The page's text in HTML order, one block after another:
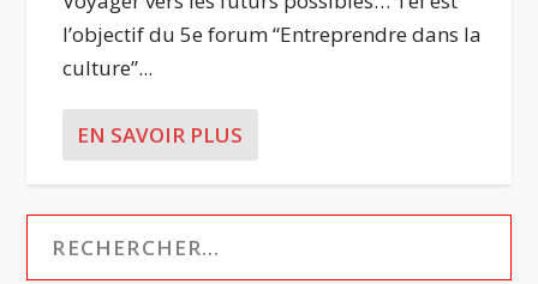
l’objectif du 5e forum “Entreprendre dans la
culture”...
EN SAVOIR PLUS